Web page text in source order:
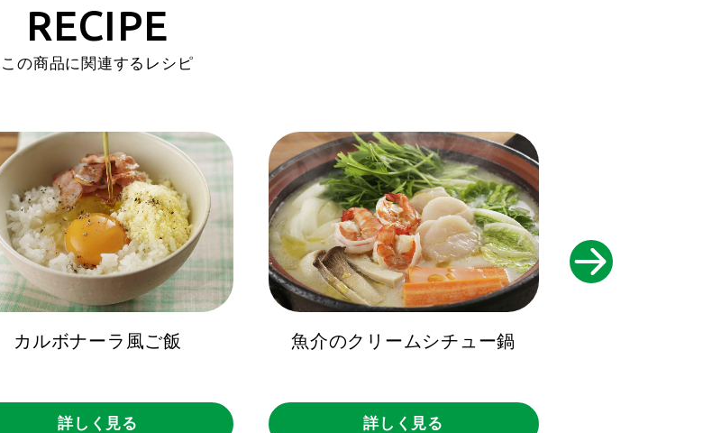
RECIPE
この商品に関連するレシピ
カルボナーラ風ご飯
詳しく見る
魚介のクリームシチュー鍋
詳しく見る